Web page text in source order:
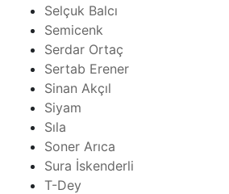
Selçuk Balcı
Semicenk
Serdar Ortaç
Sertab Erener
Sinan Akçıl
Siyam
Sıla
Soner Arıca
Sura İskenderli
T-Dey